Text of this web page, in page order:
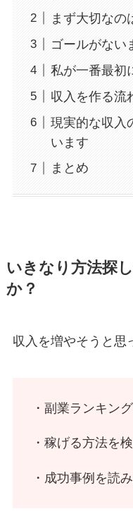
まず大切なの
ゴールがない
私が一番最初
収入を作る流
現実的な収入
います
まとめ
いきなり方法探
か？
収入を増やそうと思
・副業ランキン
・稼げる方法を
・成功事例を読